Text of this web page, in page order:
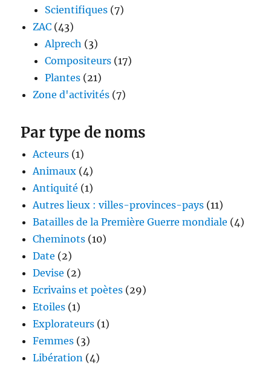
Scientifiques (7)
ZAC (43)
Alprech (3)
Compositeurs (17)
Plantes (21)
Zone d'activités (7)
Par type de noms
Acteurs (1)
Animaux (4)
Antiquité (1)
Autres lieux : villes-provinces-pays (11)
Batailles de la Première Guerre mondiale (4)
Cheminots (10)
Date (2)
Devise (2)
Ecrivains et poètes (29)
Etoiles (1)
Explorateurs (1)
Femmes (3)
Libération (4)